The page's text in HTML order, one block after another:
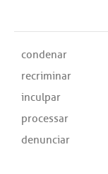
condenar
recriminar
inculpar
processar
denunciar